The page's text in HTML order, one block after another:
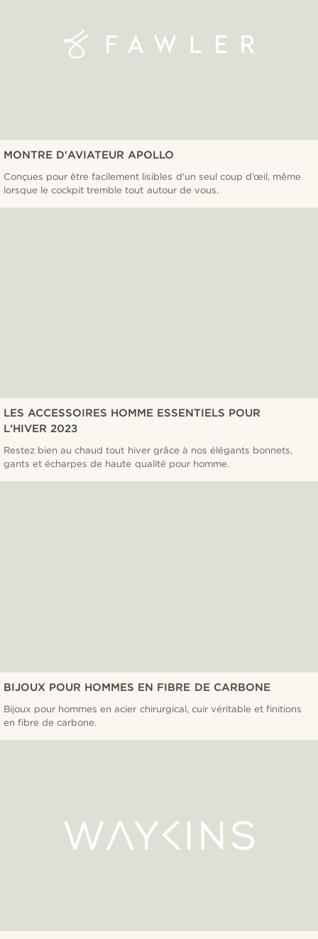
MONTRE D'AVIATEUR APOLLO
Conçues pour être facilement lisibles d'un seul coup d’œil, même
lorsque le cockpit tremble tout autour de vous.
LES ACCESSOIRES HOMME ESSENTIELS POUR
L'HIVER 2023
Restez bien au chaud tout hiver grâce à nos élégants bonnets,
gants et écharpes de haute qualité pour homme.
BIJOUX POUR HOMMES EN FIBRE DE CARBONE
Bijoux pour hommes en acier chirurgical, cuir véritable et finitions
en fibre de carbone.